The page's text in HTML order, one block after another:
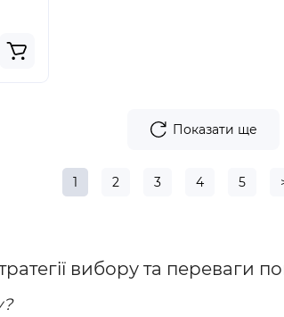
Показати ще
1 2 3 4 5
вибору та переваги